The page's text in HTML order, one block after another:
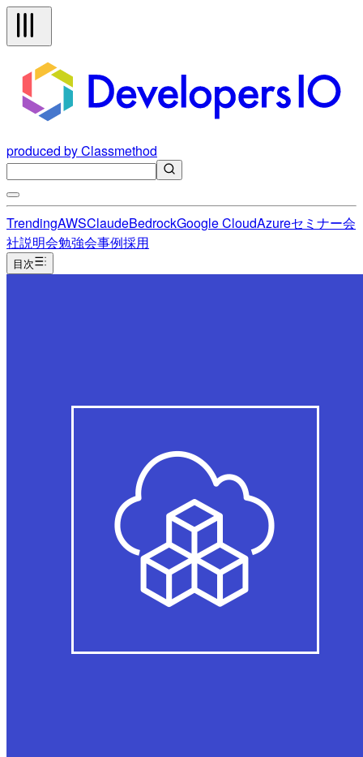
produced by Classmethod
TrendingAWSClaudeBedrockGoogle CloudAzureセミナー会
社説明会勉強会事例採用
目次